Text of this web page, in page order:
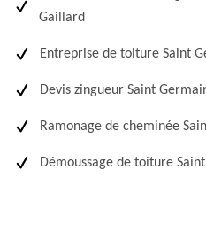
Gaillard
Entreprise de toiture Saint
Devis zingueur Saint
Ramonage de cheminée
Démoussage de toiture